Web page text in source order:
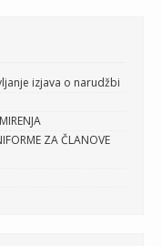
izjava o narudžbi
ZA ČLANOVE